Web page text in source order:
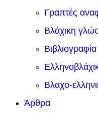
Γραπτές
Βλάχικη
Βιβλιογραφία
Βλαχο-
Άρθρα